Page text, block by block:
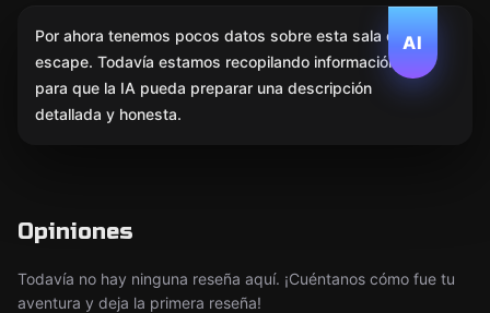
AI
Por ahora tenemos pocos datos sobre esta sala de
escape. Todavía estamos recopilando información
para que la IA pueda preparar una descripción
detallada y honesta.
Opiniones
Todavía no hay ninguna reseña aquí. ¡Cuéntanos cómo fue tu
aventura y deja la primera reseña!